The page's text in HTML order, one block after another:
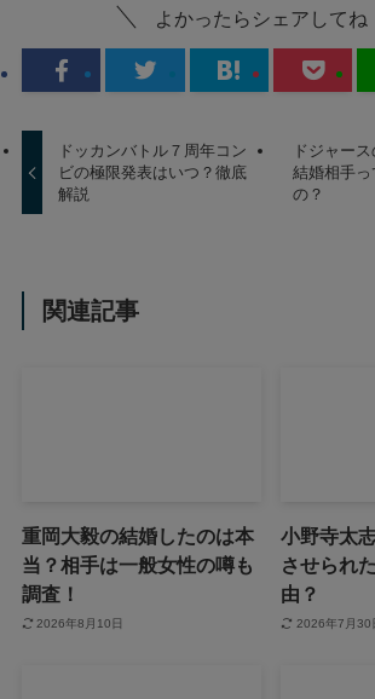
よかったらシェアしてね
ドッカンバトル７周年コン
ビの極限発表はいつ？徹底
解説
ドジャー
結婚相手
の？
関連記事
重岡大毅の結婚したのは本
当？相手は一般女性の噂も
調査！
2026年8月10日
小野寺太
させられ
由？
2026年7月30